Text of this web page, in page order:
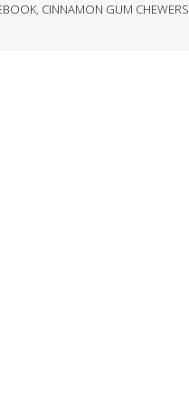
, CINNAMON GUM CHEWERS